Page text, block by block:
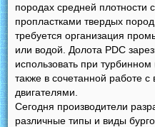
породах средней плотности
пропластками твердых
требуется организация
или водой. Долота PDC
использовать при
также в сочетанной работе
двигателями.
Сегодня производители
различные типы и виды